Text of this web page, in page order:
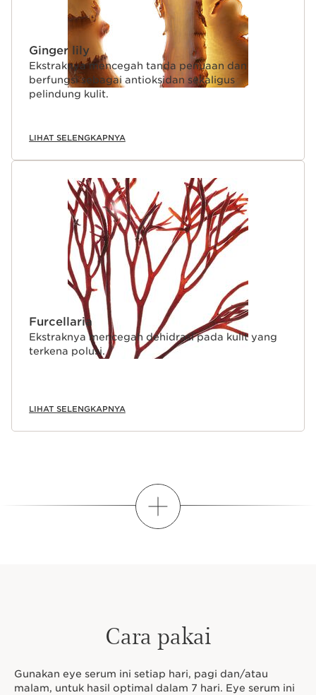
Ginger lily
Ekstraknya mencegah tanda penuaan dan
berfungsi sebagai antioksidan sekaligus
pelindung kulit.
LIHAT SELENGKAPNYA
Furcellaria
Ekstraknya mencegah dehidrasi pada kulit yang
terkena polusi.
LIHAT SELENGKAPNYA
SHOW MORE
Cara pakai
Gunakan eye serum ini setiap hari, pagi dan/atau
malam, untuk hasil optimal dalam 7 hari. Eye serum ini